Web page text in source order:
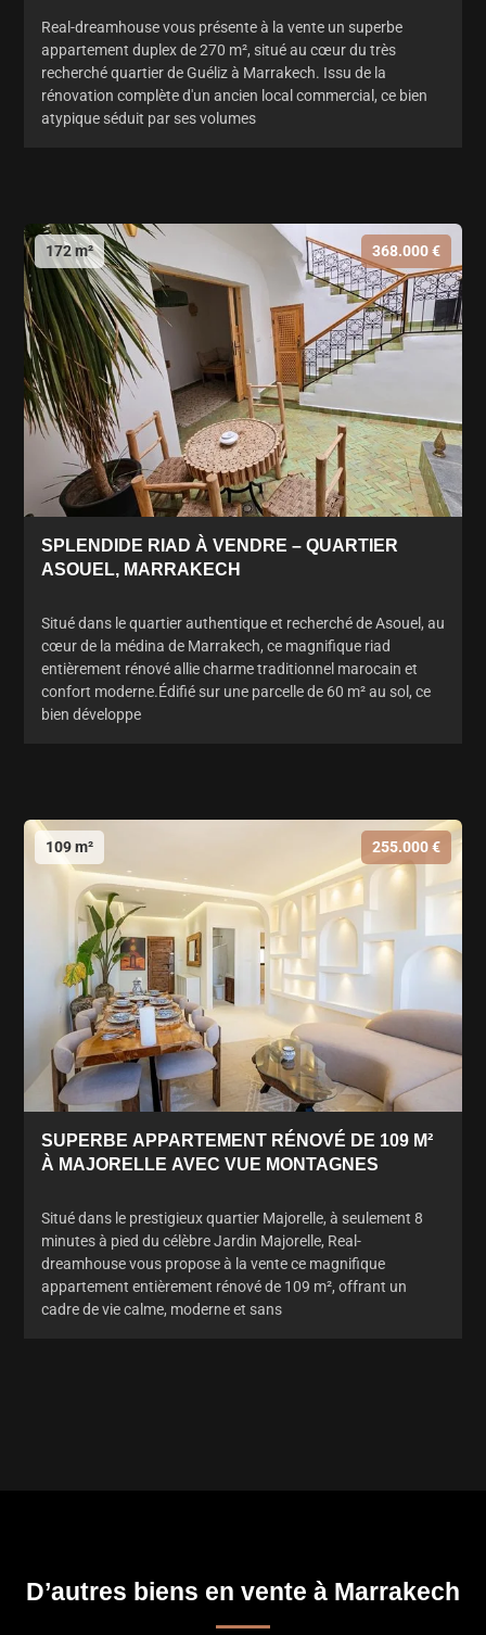
Real-dreamhouse vous présente à la vente un superbe
appartement duplex de 270 m², situé au cœur du très
recherché quartier de Guéliz à Marrakech. Issu de la
rénovation complète d'un ancien local commercial, ce bien
atypique séduit par ses volumes
172 m² 368.000 €
SPLENDIDE RIAD À VENDRE – QUARTIER
ASOUEL, MARRAKECH
Situé dans le quartier authentique et recherché de Asouel, au
cœur de la médina de Marrakech, ce magnifique riad
entièrement rénové allie charme traditionnel marocain et
confort moderne.Édifié sur une parcelle de 60 m² au sol, ce
bien développe
109 m² 255.000 €
SUPERBE APPARTEMENT RÉNOVÉ DE 109 M²
À MAJORELLE AVEC VUE MONTAGNES
Situé dans le prestigieux quartier Majorelle, à seulement 8
minutes à pied du célèbre Jardin Majorelle, Real-
dreamhouse vous propose à la vente ce magnifique
appartement entièrement rénové de 109 m², offrant un
cadre de vie calme, moderne et sans
D’autres biens en vente à Marrakech